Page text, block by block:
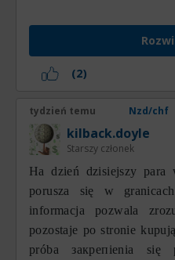
(2)
tydzień temu Nzd/chf
kilback.doyle
Starszy członek
На dzień dzisiejszy para
porusza się w
informacja pozwala
pozostaje po stronie
próba закрепienia się